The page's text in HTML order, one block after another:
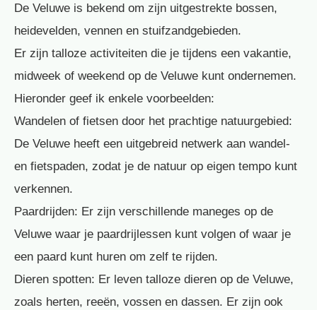
De Veluwe is bekend om zijn uitgestrekte bossen,
heidevelden, vennen en stuifzandgebieden.
Er zijn talloze activiteiten die je tijdens een vakantie,
midweek of weekend op de Veluwe kunt ondernemen.
Hieronder geef ik enkele voorbeelden:
Wandelen of fietsen door het prachtige natuurgebied:
De Veluwe heeft een uitgebreid netwerk aan wandel-
en fietspaden, zodat je de natuur op eigen tempo kunt
verkennen.
Paardrijden: Er zijn verschillende maneges op de
Veluwe waar je paardrijlessen kunt volgen of waar je
een paard kunt huren om zelf te rijden.
Dieren spotten: Er leven talloze dieren op de Veluwe,
zoals herten, reeën, vossen en dassen. Er zijn ook